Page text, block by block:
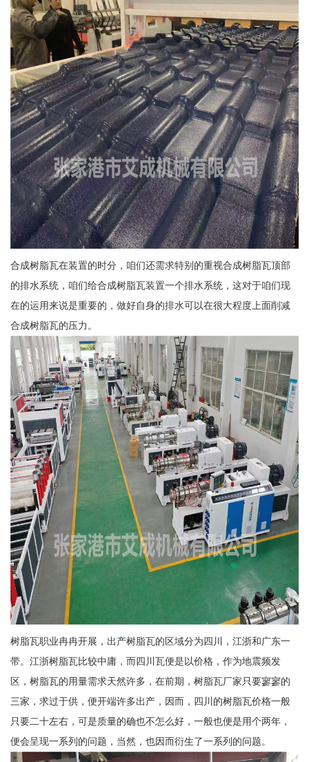
合成树脂瓦在装置的时分，咱们还需求特别的重视合成树脂瓦顶部
的排水系统，咱们给合成树脂瓦装置一个排水系统，这对于咱们现
在的运用来说是重要的，做好自身的排水可以在很大程度上面削减
合成树脂瓦的压力。
树脂瓦职业冉冉开展，出产树脂瓦的区域分为四川，江浙和广东一
带。江浙树脂瓦比较中庸，而四川瓦便是以价格，作为地震频发
区，树脂瓦的用量需求天然许多，在前期，树脂瓦厂家只要寥寥的
三家，求过于供，便开端许多出产，因而，四川的树脂瓦价格一般
只要二十左右，可是质量的确也不怎么好，一般也便是用个两年，
便会呈现一系列的问题，当然，也因而衍生了一系列的问题。